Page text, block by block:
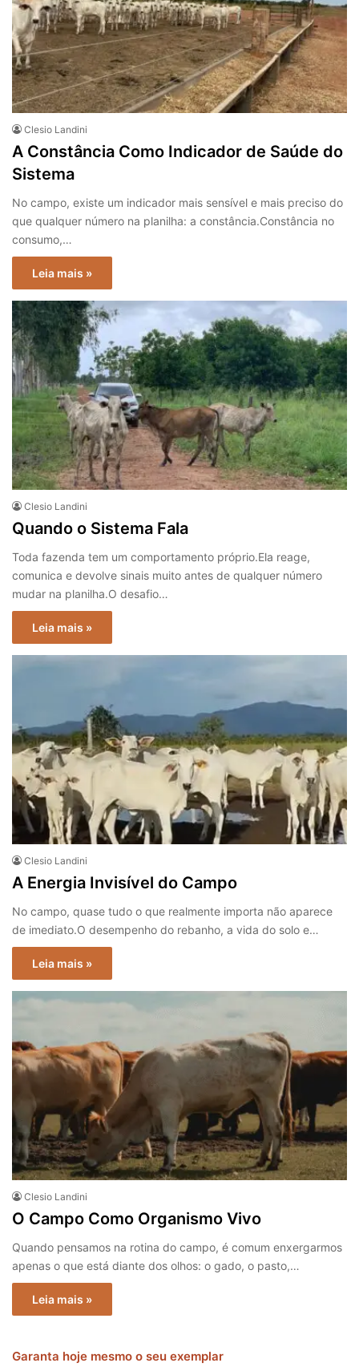
Clesio Landini
A Constância Como Indicador de Saúde do
Sistema
No campo, existe um indicador mais sensível e mais preciso do
que qualquer número na planilha: a constância.Constância no
consumo,…
Leia mais »
Clesio Landini
Quando o Sistema Fala
Toda fazenda tem um comportamento próprio.Ela reage,
comunica e devolve sinais muito antes de qualquer número
mudar na planilha.O desafio…
Leia mais »
Clesio Landini
A Energia Invisível do Campo
No campo, quase tudo o que realmente importa não aparece
de imediato.O desempenho do rebanho, a vida do solo e…
Leia mais »
Clesio Landini
O Campo Como Organismo Vivo
Quando pensamos na rotina do campo, é comum enxergarmos
apenas o que está diante dos olhos: o gado, o pasto,…
Leia mais »
Garanta hoje mesmo o seu exemplar